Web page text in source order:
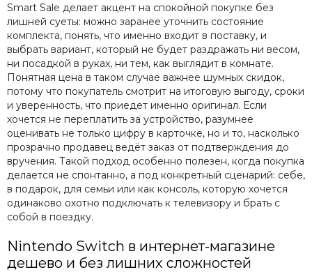
Smart Sale делает акцент на спокойной покупке без
лишней суеты: можно заранее уточнить состояние
комплекта, понять, что именно входит в поставку, и
выбрать вариант, который не будет раздражать ни весом,
ни посадкой в руках, ни тем, как выглядит в комнате.
Понятная цена в таком случае важнее шумных скидок,
потому что покупатель смотрит на итоговую выгоду, сроки
и уверенность, что приедет именно оригинал. Если
хочется не переплатить за устройство, разумнее
оценивать не только цифру в карточке, но и то, насколько
прозрачно продавец ведёт заказ от подтверждения до
вручения. Такой подход особенно полезен, когда покупка
делается не спонтанно, а под конкретный сценарий: себе,
в подарок, для семьи или как консоль, которую хочется
одинаково охотно подключать к телевизору и брать с
собой в поездку.
Nintendo Switch в интернет-магазине
дешево и без лишних сложностей